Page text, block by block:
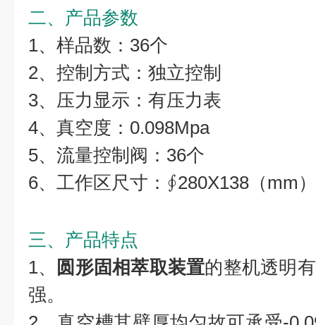
二、产品参数
1、样品数：36个
2、控制方式：独立控制
3、压力显示：有压力表
4、真空度：0.098Mpa
5、流量控制阀：36个
6、工作区尺寸：∮280X138（mm）
三、产品特点
1、
圆形固相萃取装置的整机透明
强。